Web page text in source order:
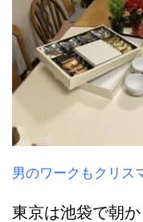
男のワークもクリス
東京は池袋で朝